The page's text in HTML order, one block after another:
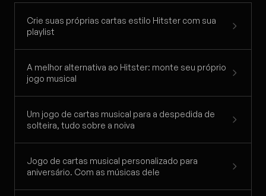
Crie suas próprias cartas estilo Hitster com sua
playlist
A melhor alternativa ao Hitster: monte seu próprio
jogo musical
Um jogo de cartas musical para a despedida de
solteira, tudo sobre a noiva
Jogo de cartas musical personalizado para
aniversário. Com as músicas dele